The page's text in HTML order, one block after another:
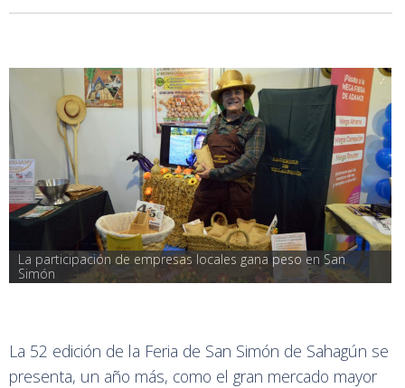
La participación de empresas locales gana peso en San
Simón
La 52 edición de la Feria de San Simón de Sahagún se
presenta, un año más, como el gran mercado mayor